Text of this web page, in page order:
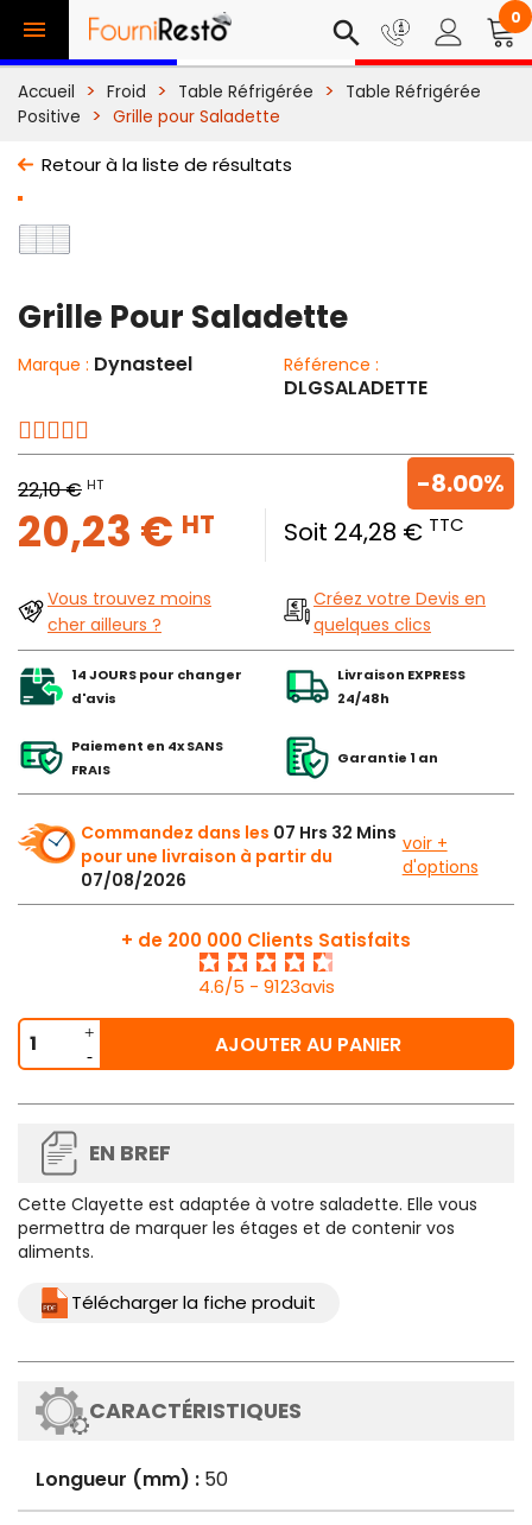
 search 0
Accueil Froid Table Réfrigérée
Table Réfrigérée
Positive
Grille pour Saladette
Retour à la liste de résultats
Grille Pour Saladette
Marque : Dynasteel Référence :
DLGSALADETTE
22,10 € HT
20,23 € HT Soit 24,28 € TTC
-8.00%
Vous trouvez moins
cher ailleurs ?
Créez votre Devis en
quelques clics
14 JOURS pour changer
d'avis
Livraison EXPRESS
24/48h
Paiement en 4x SANS
FRAIS
Garantie 1 an
Commandez dans les 07 Hrs 32 Mins
pour une livraison à partir du
07/08/2026
voir +
d'options
+ de 200 000 Clients Satisfaits
4.6/5 - 9123avis
AJOUTER AU PANIER
EN BREF
Cette Clayette est adaptée à votre saladette. Elle vous
permettra de marquer les étages et de contenir vos
aliments.
Télécharger la fiche produit
CARACTÉRISTIQUES
Longueur (mm) : 50